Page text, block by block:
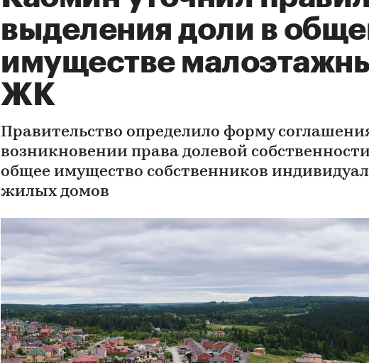
выделения доли в
имуществе
ЖК
Правительство определило форму
возникновении права долевой
общее имущество собственников
жилых домов